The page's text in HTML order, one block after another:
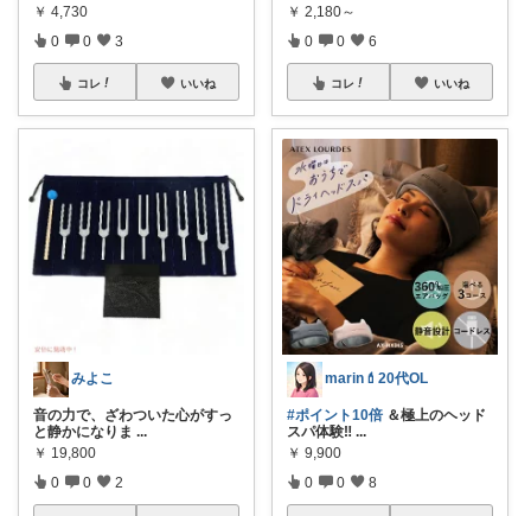
￥ 4,730
0 0 3
コレ いいね
みよこ
音の力で、ざわついた心がすっ
と静かになりま ...
￥ 19,800
0 0 2
￥ 2,180～
0 0 6
コレ いいね
marin💄20代OL
#ポイント10倍 ＆極上のヘッド
スパ体験‼ ...
￥ 9,900
0 0 8